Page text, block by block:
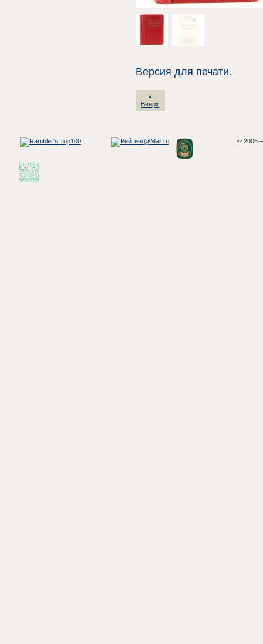
Версия для печати.
Вверх
© 2006